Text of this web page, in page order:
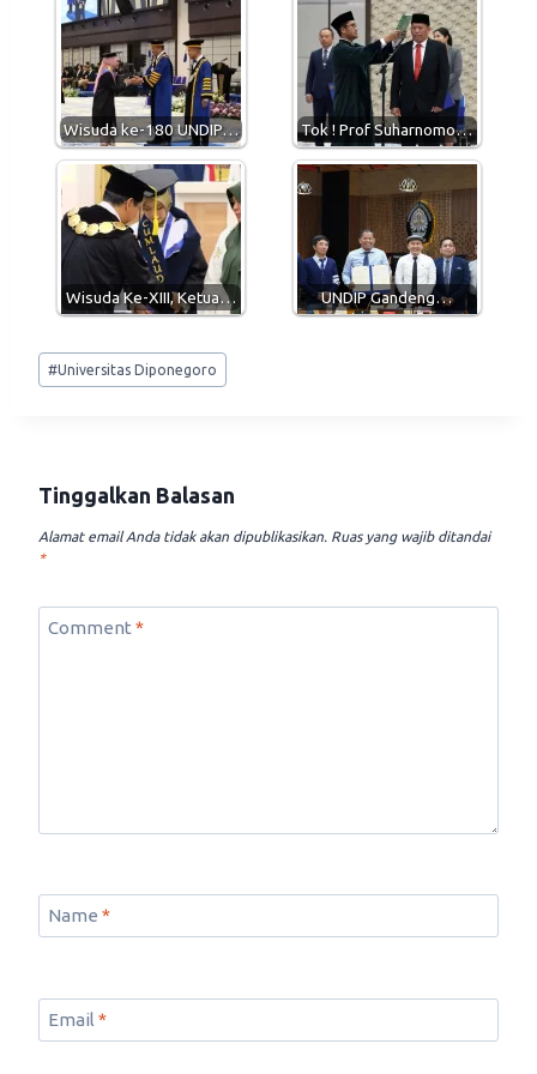
s
A
p
p
g
r
a
m
b
o
o
k
Wisuda ke-180 UNDIP… Tok ! Prof Suharnomo…
Wisuda Ke-XIII, Ketua… UNDIP Gandeng…
Post
Tags:
#Universitas Diponegoro
Tinggalkan Balasan
Alamat email Anda tidak akan dipublikasikan. Ruas yang wajib ditandai
*
Comment *
Name *
Email *